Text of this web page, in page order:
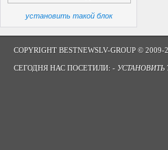
установить такой блок
COPYRIGHT BESTNEWSLV-GROUP © 2009-
СЕГОДНЯ НАС ПОСЕТИЛИ: - УСТАНОВИТЬ